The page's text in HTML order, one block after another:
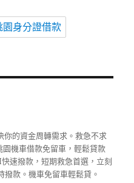
園身分證借款
你的資金周轉需求。救急不求
機車借款免留車，輕鬆貸款
速撥款，短期救急首選，立刻
款。機車免留車輕鬆貸。